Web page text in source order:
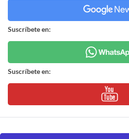
Suscríbete en:
Suscríbete en: